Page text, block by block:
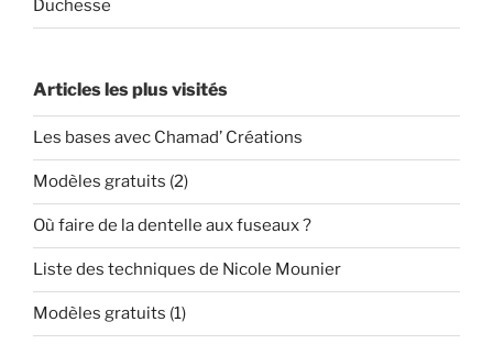
Duchesse
Articles les plus visités
Les bases avec Chamad’ Créations
Modèles gratuits (2)
Où faire de la dentelle aux fuseaux ?
Liste des techniques de Nicole Mounier
Modèles gratuits (1)